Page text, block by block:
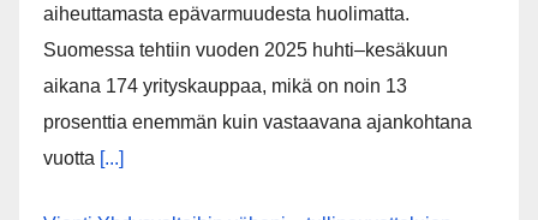
aiheuttamasta epävarmuudesta huolimatta.
Suomessa tehtiin vuoden 2025 huhti–kesäkuun
aikana 174 yrityskauppaa, mikä on noin 13
prosenttia enemmän kuin vastaavana ajankohtana
vuotta [...]